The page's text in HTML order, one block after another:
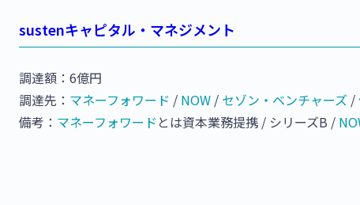
sustenキャピタル・マネジメント
調達額：6億円
調達先： マネーフォワード / NOW / セゾン・ベンチャーズ /
備考： マネーフォワード とは資本業務提携 / シリーズB /